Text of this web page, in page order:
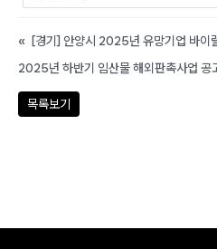
« [경기] 안양시 2025년 유망기업 바이
2025년 하반기 임산물 해외판촉사업 공
목록보기